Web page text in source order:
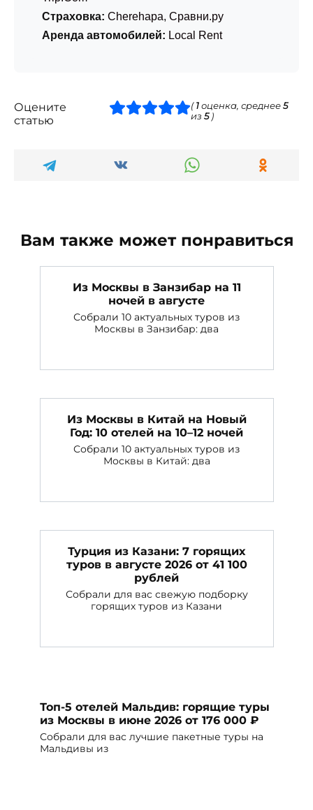
Страховка: Cherehapa, Сравни.ру
Аренда автомобилей: Local Rent
Оцените
статью
( 1 оценка, среднее5
из5)
Вам также может понравиться
Из Москвы в Занзибар на 11
ночей в августе
Собрали 10 актуальных туров из
Москвы в Занзибар: два
Из Москвы в Китай на Новый
Год: 10 отелей на 10–12 ночей
Собрали 10 актуальных туров из
Москвы в Китай: два
Турция из Казани: 7 горящих
туров в августе 2026 от 41 100
рублей
Собрали для вас свежую подборку
горящих туров из Казани
Топ-5 отелей Мальдив: горящие туры
из Москвы в июне 2026 от 176 000 ₽
Собрали для вас лучшие пакетные туры на
Мальдивы из